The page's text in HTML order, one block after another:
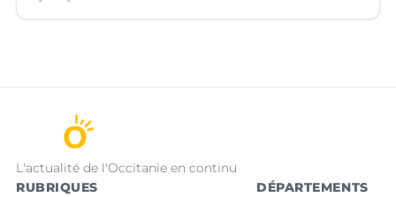
L'actualité de l'Occitanie en continu
RUBRIQUES
DÉPARTEMENTS